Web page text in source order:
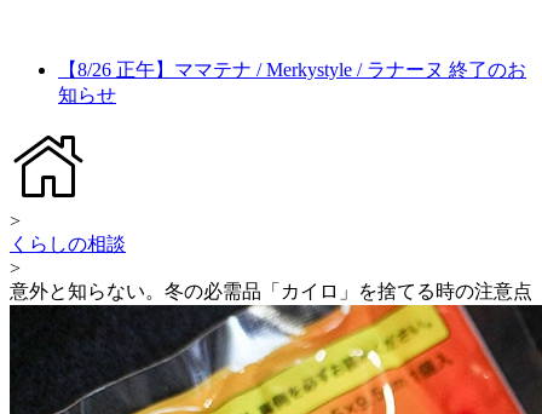
【8/26 正午】ママテナ / Merkystyle / ラナーヌ 終了のお
知らせ
>
くらしの相談
>
意外と知らない。冬の必需品「カイロ」を捨てる時の注意点